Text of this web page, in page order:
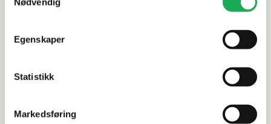
Egenskaper
Statistikk
Markedsføring
CORIAN
m/skrå